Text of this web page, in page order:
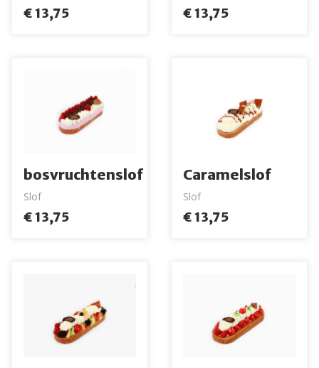
€ 13,75 € 13,75
bosvruchtenslof
Slof
€ 13,75
Caramelslof
Slof
€ 13,75